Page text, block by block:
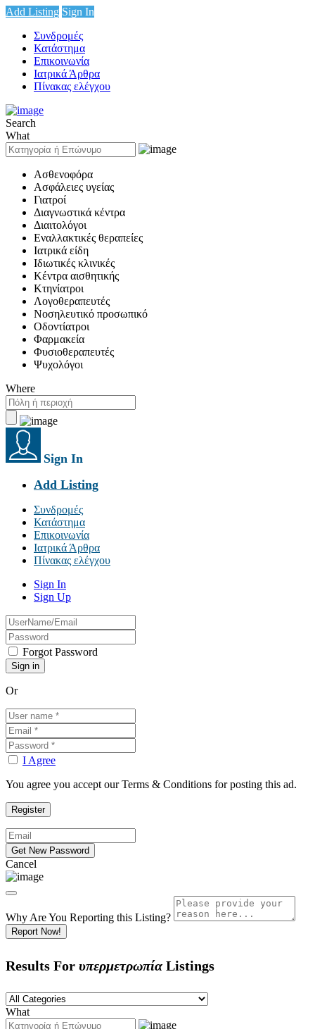
Add Listing Sign In
Συνδρομές
Κατάστημα
Επικοινωνία
Ιατρικά Άρθρα
Πίνακας ελέγχου
Search
What
Ασθενοφόρα
Ασφάλειες υγείας
Γιατροί
Διαγνωστικά κέντρα
Διαιτολόγοι
Εναλλακτικές θεραπείες
Ιατρικά είδη
Ιδιωτικές κλινικές
Κέντρα αισθητικής
Κτηνίατροι
Λογοθεραπευτές
Νοσηλευτικό προσωπικό
Οδοντίατροι
Φαρμακεία
Φυσιοθεραπευτές
Ψυχολόγοι
Where
Sign In
Add Listing
Συνδρομές
Κατάστημα
Επικοινωνία
Ιατρικά Άρθρα
Πίνακας ελέγχου
Sign In
Sign Up
Forgot Password
Or
I Agree
You agree you accept our Terms & Conditions for posting this ad.
Cancel
Why Are You Reporting this Listing?
Report Now!
Results For υπερμετρωπίαListings
What